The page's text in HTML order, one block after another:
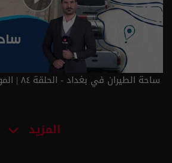
ساحة الطيران في بغداد - الحلقة ٨٤ | الموسم 9
المزيد